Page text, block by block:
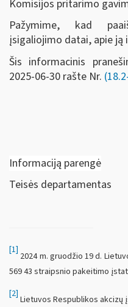
Komisijos pritarimo
Pažymime, kad
įsigaliojimo datai, apie
Šis informacinis
2025-06-30 rašte Nr.
Informaciją parengė
Teisės departamentas
[1]
2024 m. gruodžio 19 d.
569 43 straipsnio pakeitimo
[2]
Lietuvos Respublikos akcizų